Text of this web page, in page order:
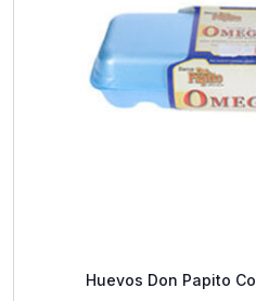
Huevos Don Papito